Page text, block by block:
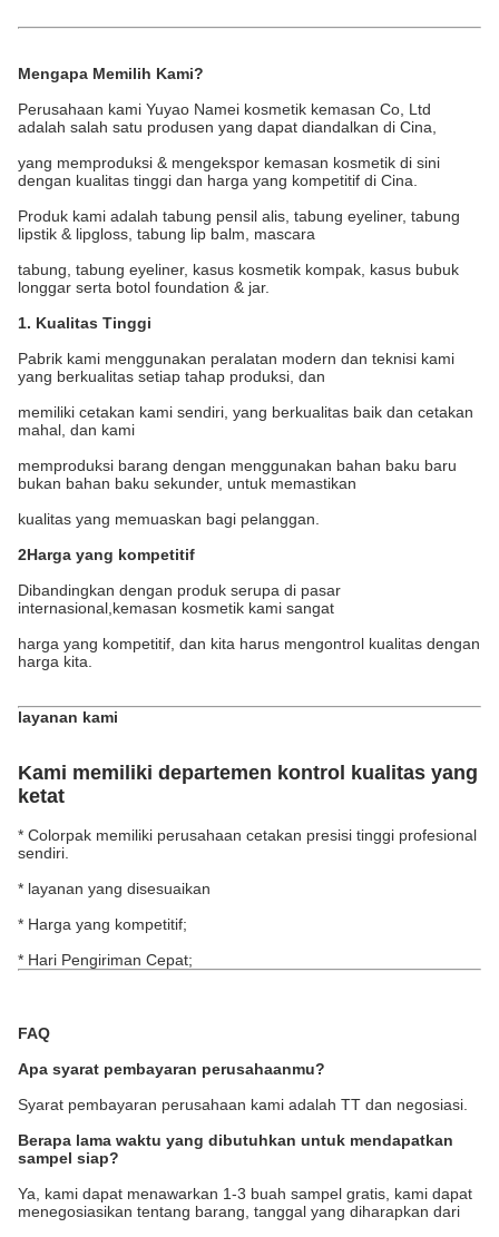
Mengapa Memilih Kami?
Perusahaan kami Yuyao Namei kosmetik kemasan Co, Ltd
adalah salah satu produsen yang dapat diandalkan di Cina,
yang memproduksi & mengekspor kemasan kosmetik di sini
dengan kualitas tinggi dan harga yang kompetitif di Cina.
Produk kami adalah tabung pensil alis, tabung eyeliner, tabung
lipstik & lipgloss, tabung lip balm, mascara
tabung, tabung eyeliner, kasus kosmetik kompak, kasus bubuk
longgar serta botol foundation & jar.
1. Kualitas Tinggi
Pabrik kami menggunakan peralatan modern dan teknisi kami
yang berkualitas setiap tahap produksi, dan
memiliki cetakan kami sendiri, yang berkualitas baik dan cetakan
mahal, dan kami
memproduksi barang dengan menggunakan bahan baku baru
bukan bahan baku sekunder, untuk memastikan
kualitas yang memuaskan bagi pelanggan.
2Harga yang kompetitif
Dibandingkan dengan produk serupa di pasar
internasional,kemasan kosmetik kami sangat
harga yang kompetitif, dan kita harus mengontrol kualitas dengan
harga kita.
layanan kami
Kami memiliki departemen kontrol kualitas yang
ketat
* Colorpak memiliki perusahaan cetakan presisi tinggi profesional
sendiri.
* layanan yang disesuaikan
* Harga yang kompetitif;
* Hari Pengiriman Cepat;
FAQ
Apa syarat pembayaran perusahaanmu?
Syarat pembayaran perusahaan kami adalah TT dan negosiasi.
Berapa lama waktu yang dibutuhkan untuk mendapatkan
sampel siap?
Ya, kami dapat menawarkan 1-3 buah sampel gratis, kami dapat
menegosiasikan tentang barang, tanggal yang diharapkan dari